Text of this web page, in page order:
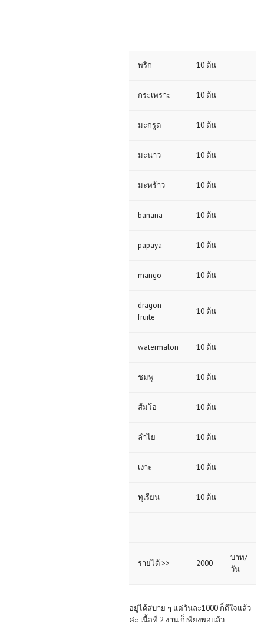
พริก 10 ต้น
กระเพราะ 10 ต้น
มะกรูด 10 ต้น
มะนาว 10 ต้น
มะพร้าว 10 ต้น
banana 10 ต้น
papaya 10 ต้น
mango 10 ต้น
dragon
fruite
10 ต้น
watermalon 10 ต้น
ชมพู 10 ต้น
ส้มโอ 10 ต้น
ลำไย 10 ต้น
เงาะ 10 ต้น
ทุเรียน 10 ต้น
รายได้ >> 2000
บาท/
วัน
อยู่ได้สบาย ๆ แค่วันละ1000 ก็ดีใจแล้ว
ค่ะ เนื้อที่ 2 งาน ก็เพียงพอแล้ว